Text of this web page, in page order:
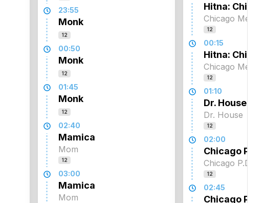
23:55
Monk
12
00:50
Monk
12
01:45
Monk
12
02:40
Mamica
Mom
12
03:00
Mamica
Mom
Hitna:
Chicago Med
12
00:15
Hitna:
Chicago Med
12
01:10
Dr. House
Dr. House
12
02:00
Chicago P.D.
Chicago P.D.
12
02:45
Chicago P.D.